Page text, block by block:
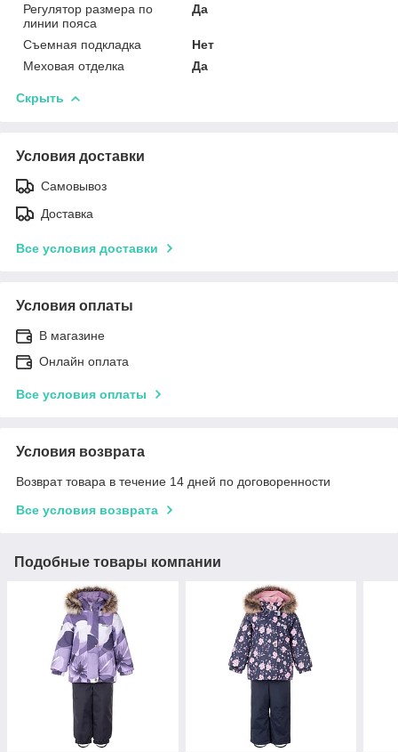
Регулятор размера по
линии пояса
Да
Съемная подкладка
Нет
Меховая отделка
Да
Скрыть
Условия доставки
Самовывоз
Доставка
Все условия доставки
Условия оплаты
В магазине
Онлайн оплата
Все условия оплаты
Условия возврата
Возврат товара в течение 14 дней по договоренности
Все условия возврата
Подобные товары компании